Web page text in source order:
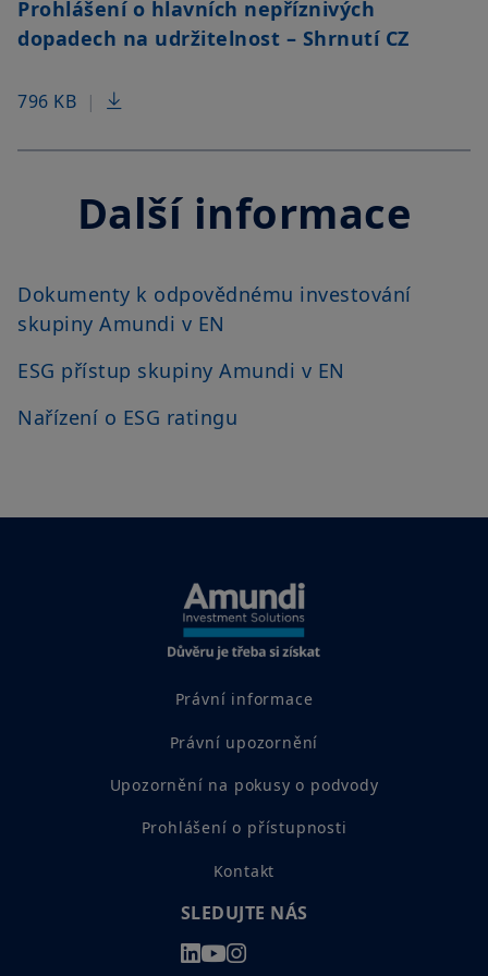
obchodní společnost založenou nebo zapsanou podle
amerických právních předpisů. Jste-li „americkou osobou“,
nejste oprávněni na tyto webové stránky vstupovat.
Váš přístup k těmto webovým stránkám se řídí platnými
českými právními předpisy a podmínkami přístupu k těmto
Vstupem na naše webové stránky potvrzujete, že jste se s
Prohlášení o hlavních nepříznivých
dopadech na udržitelnost – Shrnutí CZ
796 KB |
Další informace
Dokumenty k odpovědnému investování
skupiny Amundi v EN
ESG přístup skupiny Amundi v EN
Nařízení o ESG ratingu
Právní informace
Právní upozornění
Upozornění na pokusy o podvody
Prohlášení o přístupnosti
Kontakt
SLEDUJTE NÁS